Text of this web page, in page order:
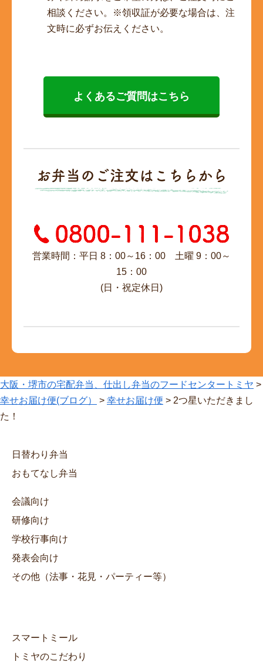
相談ください。※領収証が必要な場合は、注
文時に必ずお伝えください。
よくあるご質問はこちら
お弁当のご注文はこちらから
営業時間：平日 8：00～16：00 土曜 9：00～
15：00
(日・祝定休日)
大阪・堺市の宅配弁当、仕出し弁当のフードセンタートミヤ >
幸せお届け便(ブログ）
> 幸せお届け便 > 2つ星いただきまし
た！
日替わり弁当
おもてなし弁当
会議向け
研修向け
学校行事向け
発表会向け
その他（法事・花見・パーティー等）
スマートミール
トミヤのこだわり